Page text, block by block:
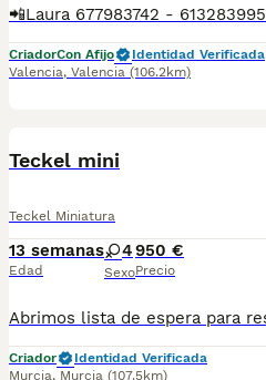
CriadorCon Afijo
Identidad Verificada
Valencia, Valencia (106.2km)
Teckel mini
Teckel Miniatura
13 semanas
Edad
4
Sexo
950 €
Precio
Criador
Identidad Verificada
Murcia, Murcia (107.5km)